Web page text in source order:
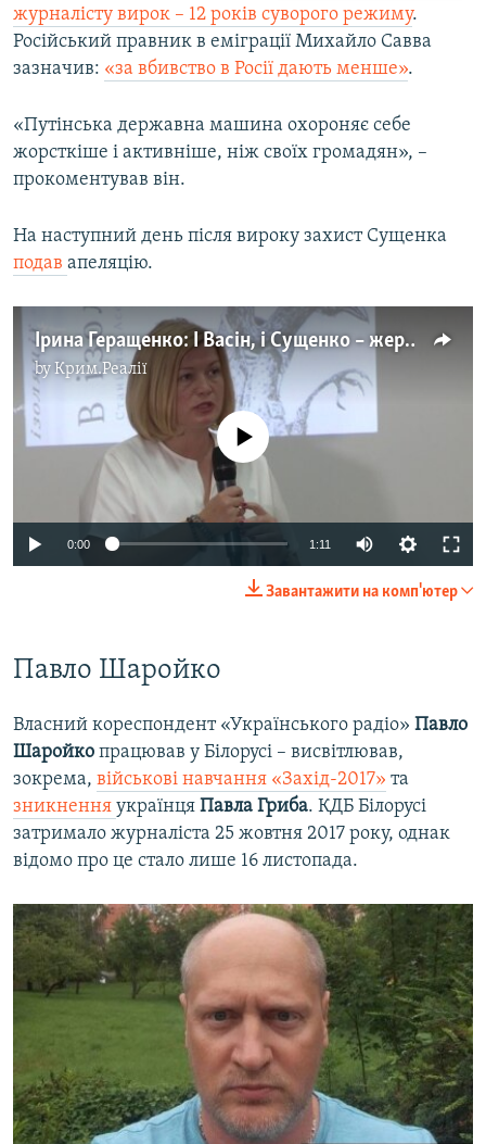
журналісту вирок – 12 років суворого режиму.
Російський правник в еміграції Михайло Савва
зазначив: «за вбивство в Росії дають менше».
«Путінська державна машина охороняє себе
жорсткіше і активніше, ніж своїх громадян», –
прокоментував він.
На наступний день після вироку захист Сущенка
подав апеляцію.
Ірина Геращенко: І Васін, і Сущенко – жертви ФСБ та Кремля (відео)
byКрим.Реалії
No media source currently available
0:00 1:11
Завантажити на комп'ютер
Павло Шаройко
Власний кореспондент «Українського радіо» Павло
Шаройко працював у Білорусі – висвітлював,
зокрема, військові навчання «Захід-2017» та
зникнення українця Павла Гриба. КДБ Білорусі
затримало журналіста 25 жовтня 2017 року, однак
відомо про це стало лише 16 листопада.